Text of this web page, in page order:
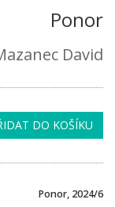
Ponor
David
DO KOŠÍKU
Ponor, 2024/6